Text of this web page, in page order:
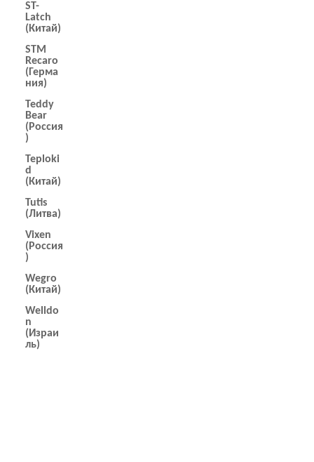
ST-
Latch
(Китай)
STM
Recaro
(Герма
ния)
Teddy
Bear
(Россия
)
Teploki
d
(Китай)
Tutis
(Литва)
Vixen
(Россия
)
Wegro
(Китай)
Welldo
n
(Израи
ль)